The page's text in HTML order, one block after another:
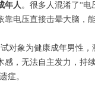
年人。很多人混淆了“
电压直接击晕大脑，
对象为健康成年男性
，无法自主发力，持
症。